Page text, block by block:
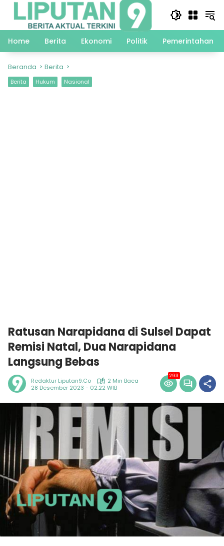
Langsung
Home
Berita Ekonomi Politik Pemerintahan
Beranda Berita
Berita Hukum Nasional
Ratusan Narapidana di Sulsel Dapat
Remisi Natal, Dua Narapidana
Langsung Bebas
Redaktur Liputan9.co
2 Min Baca
28 Desember 2023 - 02:22 WIB
293